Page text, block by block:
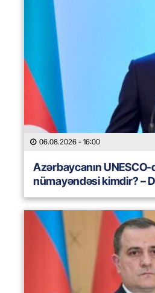
06.08.2026 - 16:00
Azərbaycanın UNESCO-
nümayəndəsi kimdir? –